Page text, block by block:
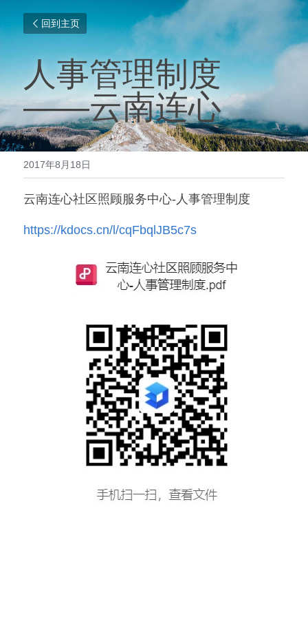
回到主页
人事管理制度
——云南连心
2017年8月18日
云南连心社区照顾服务中心-人事管理制度
https://kdocs.cn/l/cqFbqlJB5c7s